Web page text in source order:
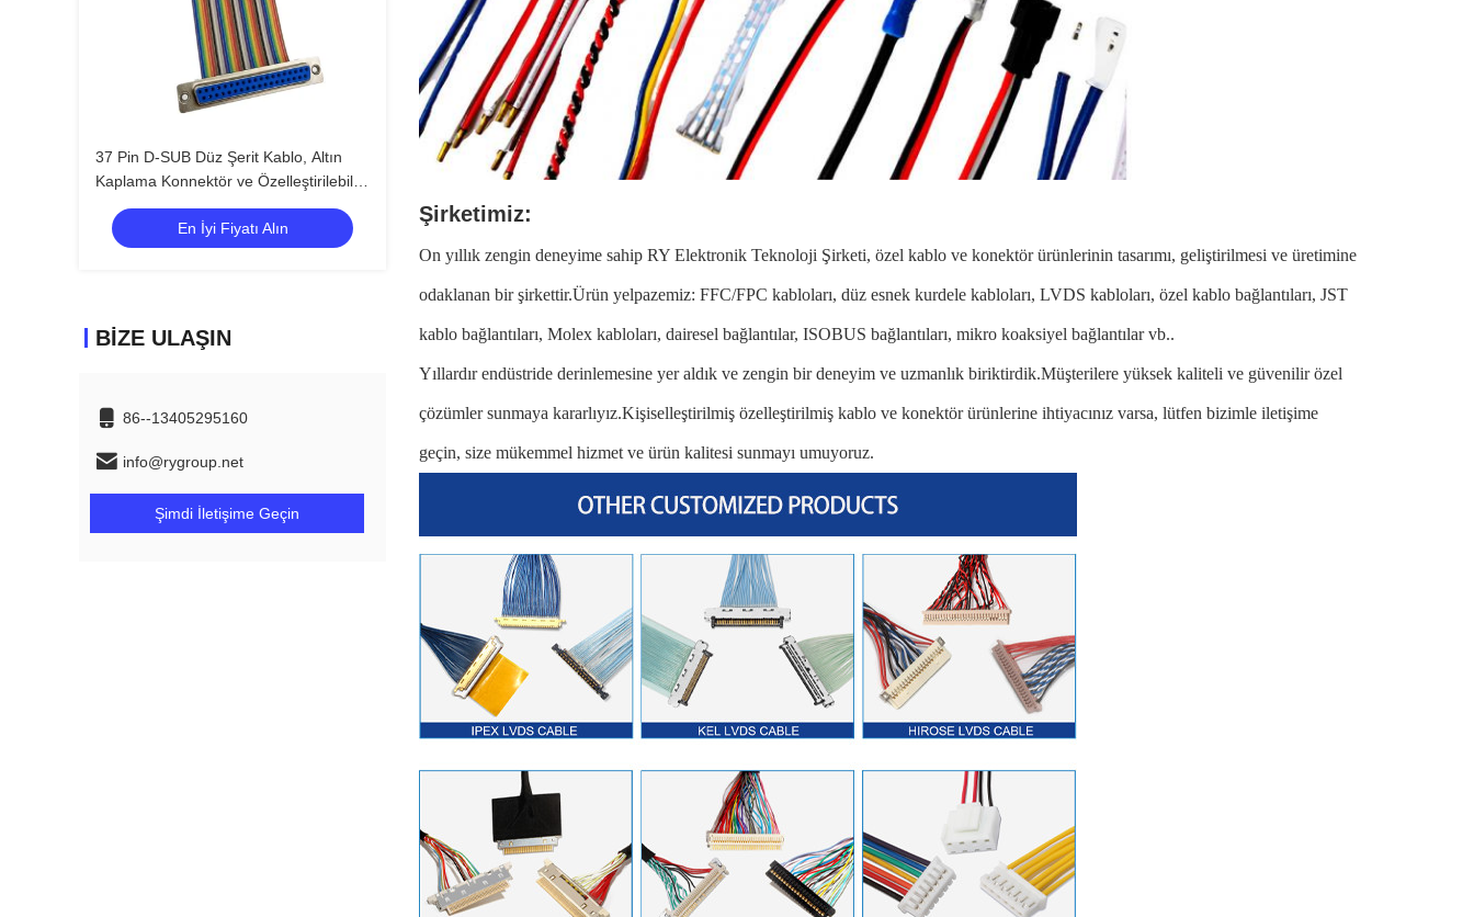
37 Pin D-SUB Düz Şerit Kablo, Altın
Kaplama Konnektör ve Özelleştirilebilir
Uzunluk DB37 PIN Konnektör Kablo
Montajı
En İyi Fiyatı Alın
BIZE ULAŞIN
86--13405295160
info@rygroup.net
Şimdi İletişime Geçin
Şirketimiz:
On yıllık zengin deneyime sahip RY Elektronik Teknoloji Şirketi, özel kablo ve konektör ürünlerinin tasarımı, geliştirilmesi ve üretimine
odaklanan bir şirkettir.Ürün yelpazemiz: FFC/FPC kabloları, düz esnek kurdele kabloları, LVDS kabloları, özel kablo bağlantıları, JST
kablo bağlantıları, Molex kabloları, dairesel bağlantılar, ISOBUS bağlantıları, mikro koaksiyel bağlantılar vb..
Yıllardır endüstride derinlemesine yer aldık ve zengin bir deneyim ve uzmanlık biriktirdik.Müşterilere yüksek kaliteli ve güvenilir özel
çözümler sunmaya kararlıyız.Kişiselleştirilmiş özelleştirilmiş kablo ve konektör ürünlerine ihtiyacınız varsa, lütfen bizimle iletişime
geçin, size mükemmel hizmet ve ürün kalitesi sunmayı umuyoruz.